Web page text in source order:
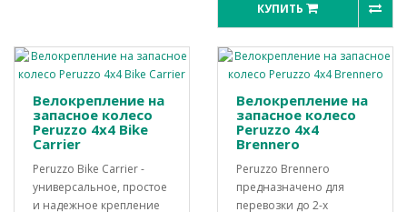
КУПИТЬ
Велокрепление на
запасное колесо
Peruzzo 4x4 Bike
Carrier
Peruzzo Bike Carrier -
универсальное, простое
и надежное крепление
Велокрепление на
запасное колесо
Peruzzo 4x4
Brennero
Peruzzo Brennero
предназначено для
перевозки до 2-х